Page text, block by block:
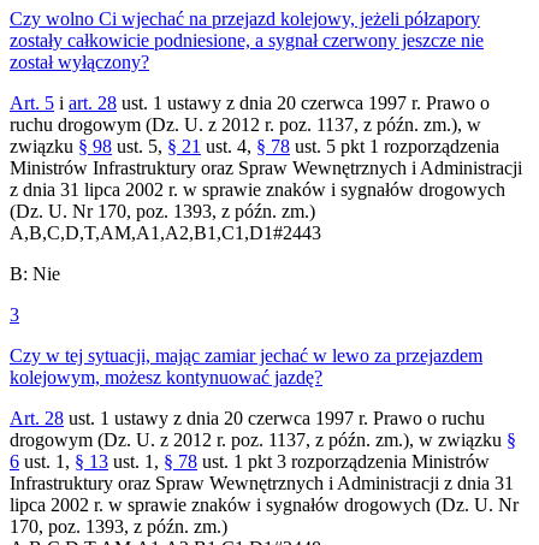
Czy wolno Ci wjechać na przejazd kolejowy, jeżeli półzapory
zostały całkowicie podniesione, a sygnał czerwony jeszcze nie
został wyłączony?
Art. 5 i art. 28 ust. 1 ustawy z dnia 20 czerwca 1997 r. Prawo o
ruchu drogowym (Dz. U. z 2012 r. poz. 1137, z późn. zm.), w
związku § 98 ust. 5, § 21 ust. 4, § 78 ust. 5 pkt 1 rozporządzenia
Ministrów Infrastruktury oraz Spraw Wewnętrznych i Administracji
z dnia 31 lipca 2002 r. w sprawie znaków i sygnałów drogowych
(Dz. U. Nr 170, poz. 1393, z późn. zm.)
A,B,C,D,T,AM,A1,A2,B1,C1,D1#2443
B: Nie
3
Czy w tej sytuacji, mając zamiar jechać w lewo za przejazdem
kolejowym, możesz kontynuować jazdę?
Art. 28 ust. 1 ustawy z dnia 20 czerwca 1997 r. Prawo o ruchu
drogowym (Dz. U. z 2012 r. poz. 1137, z późn. zm.), w związku §
6 ust. 1, § 13 ust. 1, § 78 ust. 1 pkt 3 rozporządzenia Ministrów
Infrastruktury oraz Spraw Wewnętrznych i Administracji z dnia 31
lipca 2002 r. w sprawie znaków i sygnałów drogowych (Dz. U. Nr
170, poz. 1393, z późn. zm.)